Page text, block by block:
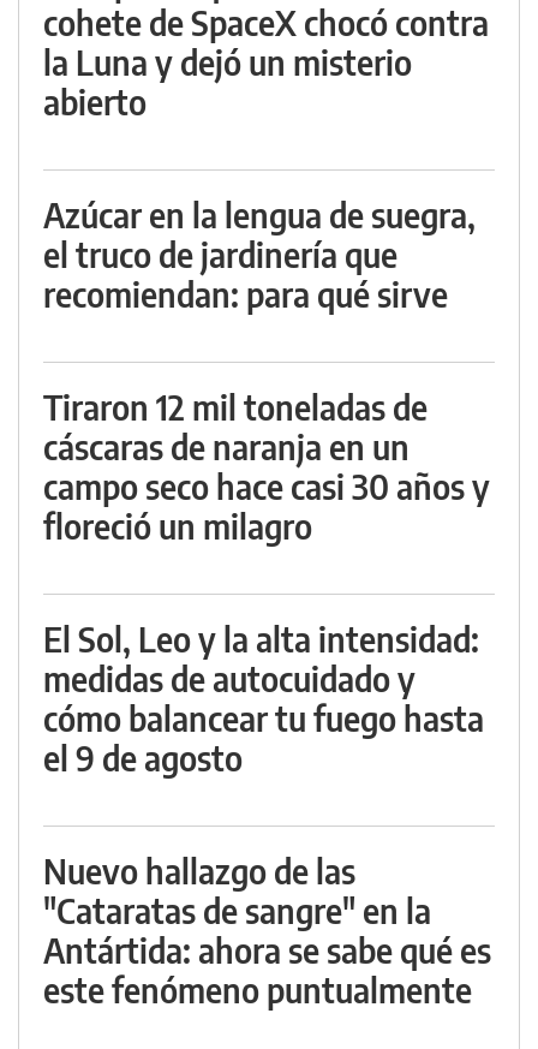
cohete de SpaceX chocó contra
la Luna y dejó un misterio
abierto
Azúcar en la lengua de suegra,
el truco de jardinería que
recomiendan: para qué sirve
Tiraron 12 mil toneladas de
cáscaras de naranja en un
campo seco hace casi 30 años y
floreció un milagro
El Sol, Leo y la alta intensidad:
medidas de autocuidado y
cómo balancear tu fuego hasta
el 9 de agosto
Nuevo hallazgo de las
"Cataratas de sangre" en la
Antártida: ahora se sabe qué es
este fenómeno puntualmente